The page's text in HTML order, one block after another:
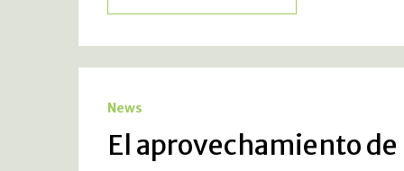
News
El aprovechamiento